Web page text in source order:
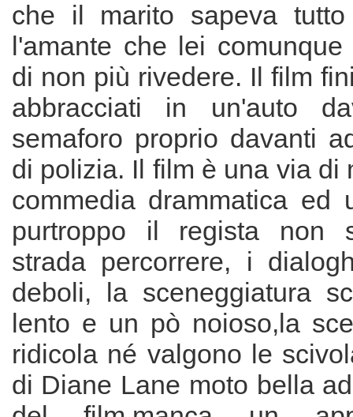
che il marito sapeva
l'amante che lei
di non più rivedere. Il film
abbracciati in un'auto
semaforo proprio davanti
di polizia. Il film è una via di
commedia drammatica ed
purtroppo il regista non
strada percorrere, i
deboli, la sceneggiatura
lento e un pò noioso,la
ridicola né valgono le
di Diane Lane moto bella